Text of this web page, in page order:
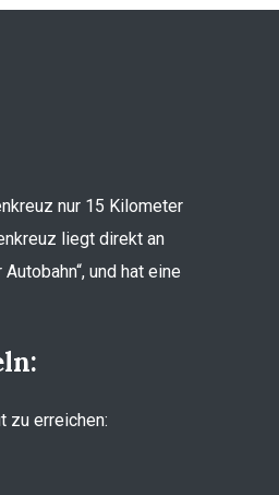
nur 15 Kilometer
liegt direkt an
und hat eine
zu erreichen: